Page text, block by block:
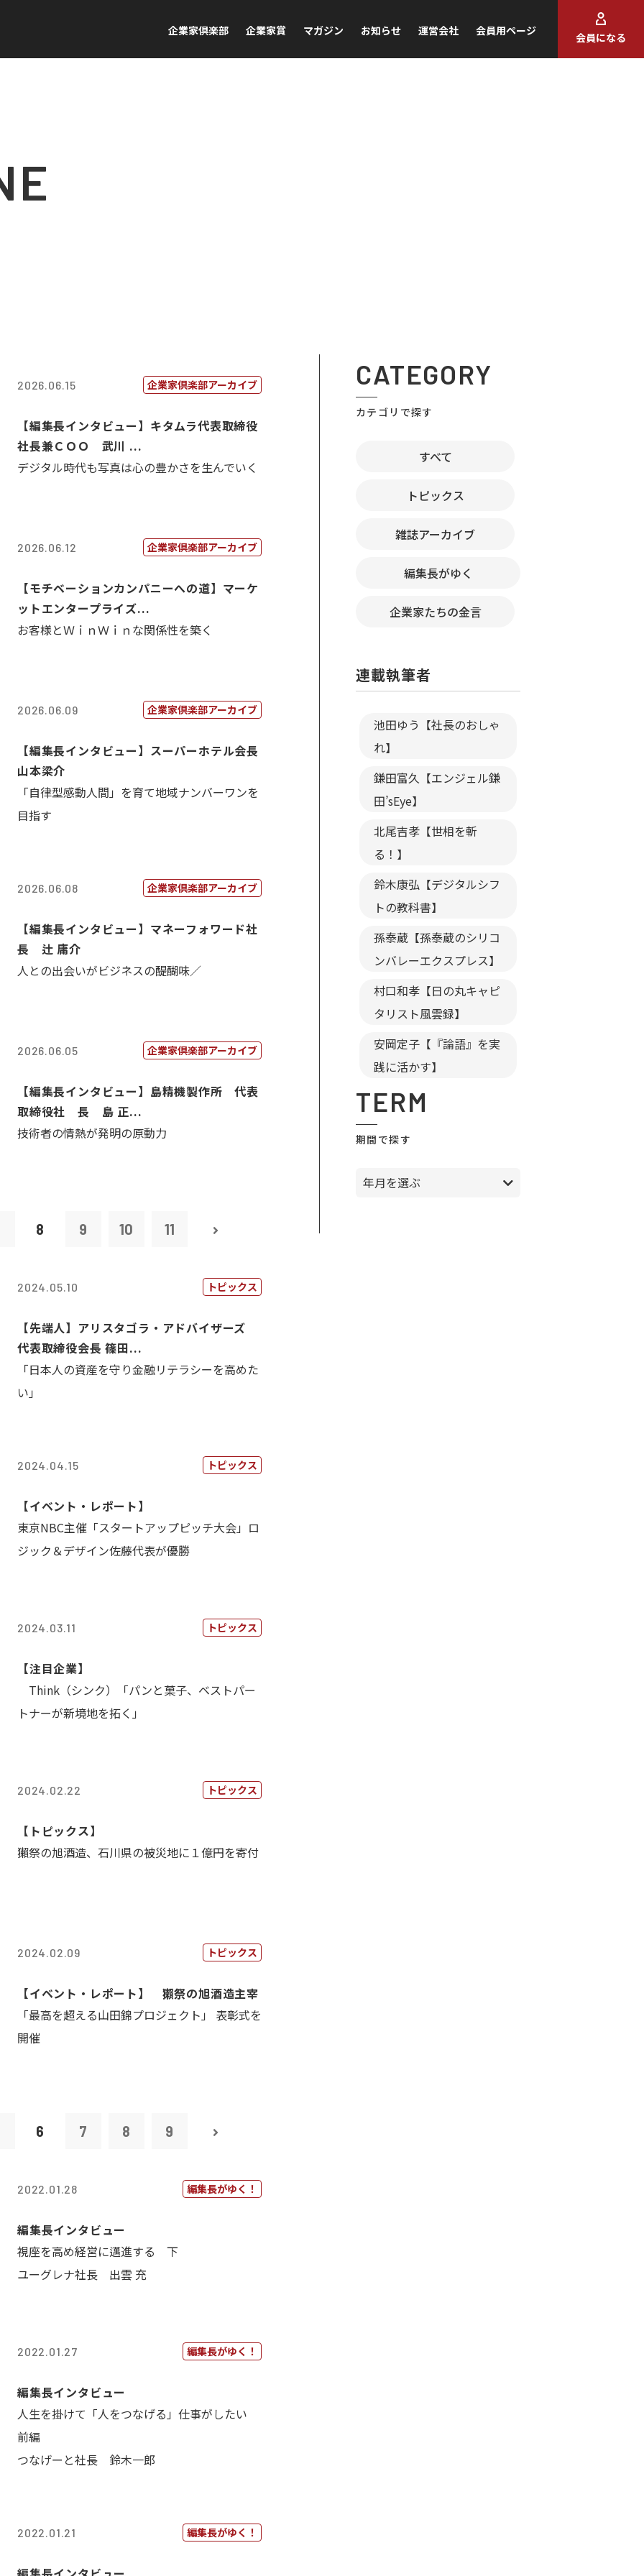
企業家倶楽部 企業家賞 マガジン お知らせ 運営会社 会員用ページ
会員になる
2026.06.15 企業家倶楽部アーカイブ
【編集長インタビュー】キタムラ代表取締役
社長兼ＣＯＯ 武川 ...
デジタル時代も写真は心の豊かさを生んでいく
2026.06.12 企業家倶楽部アーカイブ
【モチベーションカンパニーへの道】マーケ
ットエンタープライズ...
お客様とＷｉｎＷｉｎな関係性を築く
2026.06.09 企業家倶楽部アーカイブ
【編集長インタビュー】スーパーホテル会長
山本梁介
「自律型感動人間」を育て地域ナンバーワンを
目指す
2026.06.08 企業家倶楽部アーカイブ
【編集長インタビュー】マネーフォワード社
長 辻 庸介
人との出会いがビジネスの醍醐味／
2026.06.05 企業家倶楽部アーカイブ
【編集長インタビュー】島精機製作所 代表
取締役社 長 島 正...
技術者の情熱が発明の原動力
8 9 10 11
2024.05.10 トピックス
【先端人】アリスタゴラ・アドバイザーズ
代表取締役会長 篠田...
「日本人の資産を守り金融リテラシーを高めた
い」
2024.04.15 トピックス
【イベント・レポート】
東京NBC主催「スタートアップピッチ大会」ロ
ジック＆デザイン佐藤代表が優勝
2024.03.11 トピックス
【注目企業】
Think（シンク）「パンと菓子、ベストパー
トナーが新境地を拓く」
2024.02.22 トピックス
【トピックス】
獺祭の旭酒造、石川県の被災地に１億円を寄付
2024.02.09 トピックス
【イベント・レポート】 獺祭の旭酒造主宰
「最高を超える山田錦プロジェクト」 表彰式を
開催
6 7 8 9
2022.01.28 編集長がゆく！
編集長インタビュー
視座を高め経営に邁進する 下
ユーグレナ社長 出雲 充
2022.01.27 編集長がゆく！
編集長インタビュー
人生を掛けて「人をつなげる」仕事がしたい
前編
つなげーと社長 鈴木一郎
2022.01.21 編集長がゆく！
CATEGORY
カテゴリで探す
すべて
トピックス
雑誌アーカイブ
編集長がゆく
企業家たちの金言
連載執筆者
池田ゆう【社長のおしゃ
れ】
鎌田富久【エンジェル鎌
田’sEye】
北尾吉孝【世相を斬
る！】
鈴木康弘【デジタルシフ
トの教科書】
孫泰蔵【孫泰蔵のシリコ
ンバレーエクスプレス】
村口和孝【日の丸キャピ
タリスト風雲録】
安岡定子【『論語』を実
践に活かす】
TERM
期間で探す
年月を選ぶ